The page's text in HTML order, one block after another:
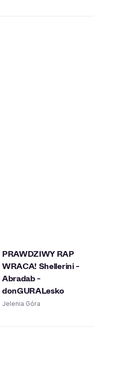
PRAWDZIWY RAP
WRACA! Shellerini -
Abradab -
donGURALesko
Jelenia Góra